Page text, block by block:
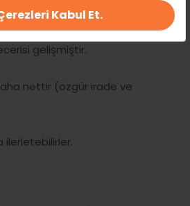
Kabul Et.
(13–30 yaş) Avantajlar:
gelişmiştir.
nettir (özgür irade ve
ilerletebilirler.